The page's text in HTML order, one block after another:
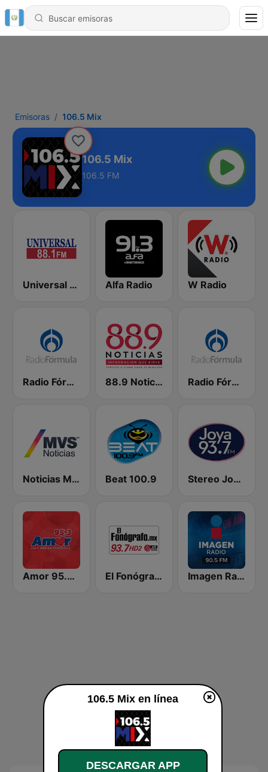
Emisoras 106.5 Mix
106.5 Mix
106.5 FM
Universal 88.1 FM Alfa Radio W Radio
Radio Fórmula 103.3 FM 88.9 Noticias Radio Fórmula 104.1 FM
Noticias MVS Beat 100.9 Stereo Joya FM
Amor 95.3 FM El Fonógrafo HD2 Imagen Radio 90.5 FM
106.5 Mix en línea
DESCARGAR APP